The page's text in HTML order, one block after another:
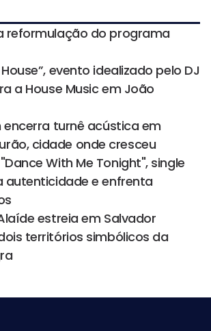
reformulação do programa
House”, evento idealizado pelo DJ
a House Music em João
encerra turnê acústica em
cidade onde cresceu
"Dance With Me Tonight", single
autenticidade e enfrenta
estreia em Salvador
territórios simbólicos da